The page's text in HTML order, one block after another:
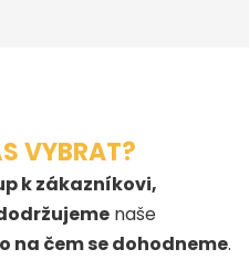
VYBRAT?
k zákazníkovi,
naše
na čem se dohodneme.